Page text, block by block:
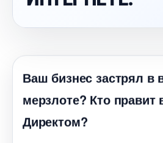
аш бизнес застрял в
мерзлоте? Кто
Директом?